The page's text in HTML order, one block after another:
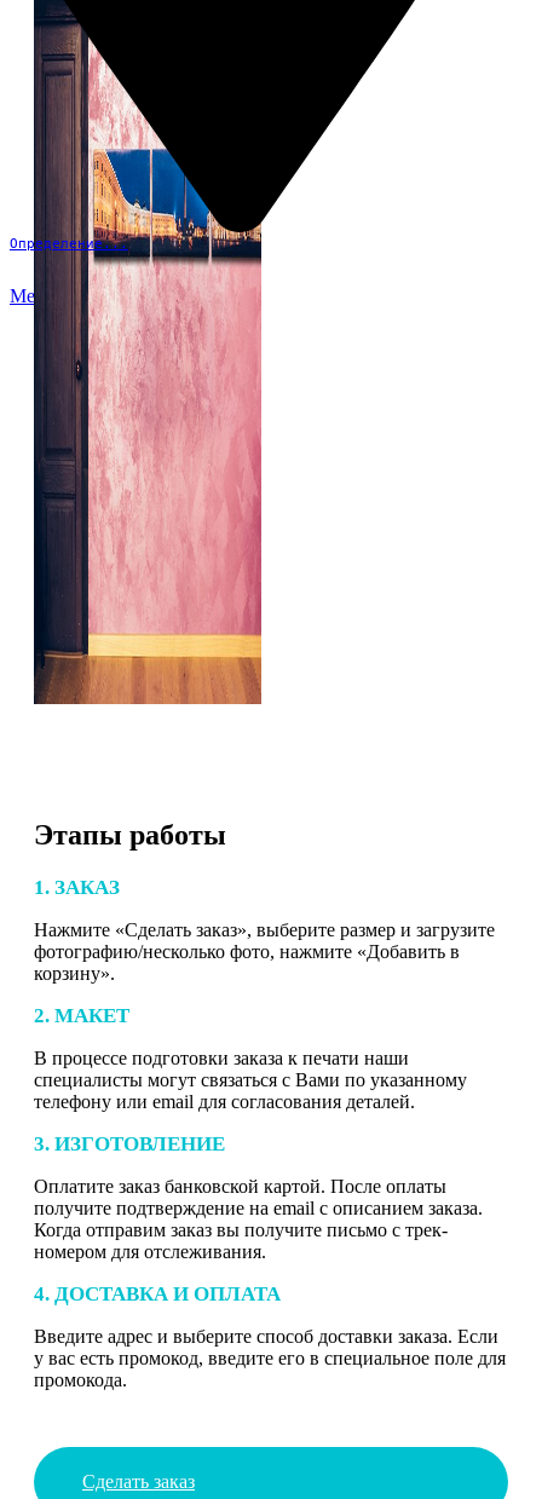
Определение...
Меню
Этапы работы
1. ЗАКАЗ
Нажмите «Сделать заказ», выберите размер и загрузите
фотографию/несколько фото, нажмите «Добавить в
корзину».
2. МАКЕТ
В процессе подготовки заказа к печати наши
специалисты могут связаться с Вами по указанному
телефону или email для согласования деталей.
3. ИЗГОТОВЛЕНИЕ
Оплатите заказ банковской картой. После оплаты
получите подтверждение на email с описанием заказа.
Когда отправим заказ вы получите письмо с трек-
номером для отслеживания.
4. ДОСТАВКА И ОПЛАТА
Введите адрес и выберите способ доставки заказа. Если
у вас есть промокод, введите его в специальное поле для
промокода.
Сделать заказ